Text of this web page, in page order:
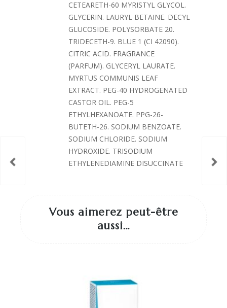
CETEARETH-60 MYRISTYL GLYCOL.
GLYCERIN. LAURYL BETAINE. DECYL
GLUCOSIDE. POLYSORBATE 20.
TRIDECETH-9. BLUE 1 (CI 42090).
CITRIC ACID. FRAGRANCE
(PARFUM). GLYCERYL LAURATE.
MYRTUS COMMUNIS LEAF
EXTRACT. PEG-40 HYDROGENATED
CASTOR OIL. PEG-5
ETHYLHEXANOATE. PPG-26-
BUTETH-26. SODIUM BENZOATE.
SODIUM CHLORIDE. SODIUM
HYDROXIDE. TRISODIUM
ETHYLENEDIAMINE DISUCCINATE
Vous aimerez peut-être
aussi…